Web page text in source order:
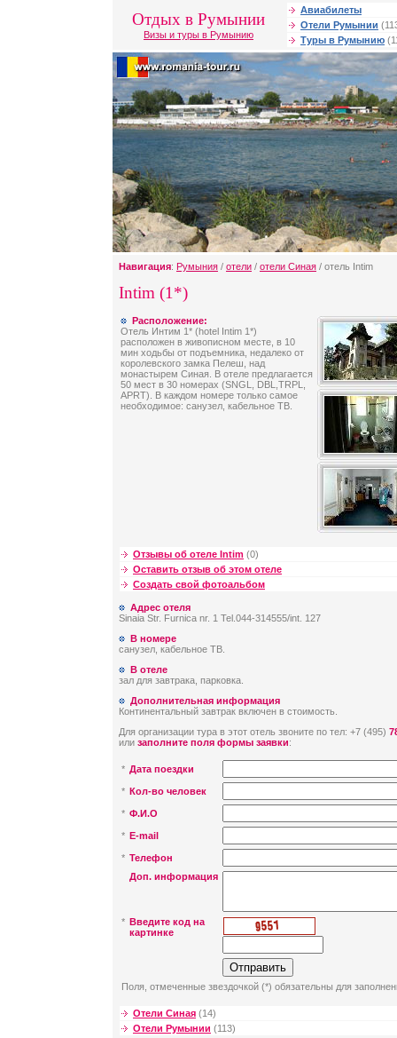
Отдых в Румынии
Визы и туры в Румынию
Авиабилеты
Отели Румынии
Туры в Румынию
Навигация: Румыния / отели / отели Синая / отель Intim
Intim (1*)
Расположение:
Отель Интим 1* (hotel Intim 1*)
расположен в живописном месте, в 10
мин ходьбы от подъемника, недалеко от
королевского замка Пелеш, над
монастырем Синая. В отеле предлагается
50 мест в 30 номерах (SNGL, DBL,TRPL,
APRT). В каждом номере только самое
необходимое: санузел, кабельное ТВ.
Отзывы об отеле Intim (0)
Оставить отзыв об этом отеле
Создать свой фотоальбом
Адрес отеля
Sinaia Str. Furnica nr. 1 Tel.044-314555/int. 127
В номере
санузел, кабельное ТВ.
В отеле
зал для завтрака, парковка.
Дополнительная информация
Континентальный завтрак включен в стоимость.
Для организации тура в этот отель звоните по тел: +7 (495)
или заполните поля формы заявки:
* Дата поездки
* Кол-во человек
* Ф.И.О
* E-mail
* Телефон
Доп. информация
* Введите код на
картинке
Поля, отмеченные звездочкой (*) обязательны для
Отели Синая (14)
Отели Румынии (113)